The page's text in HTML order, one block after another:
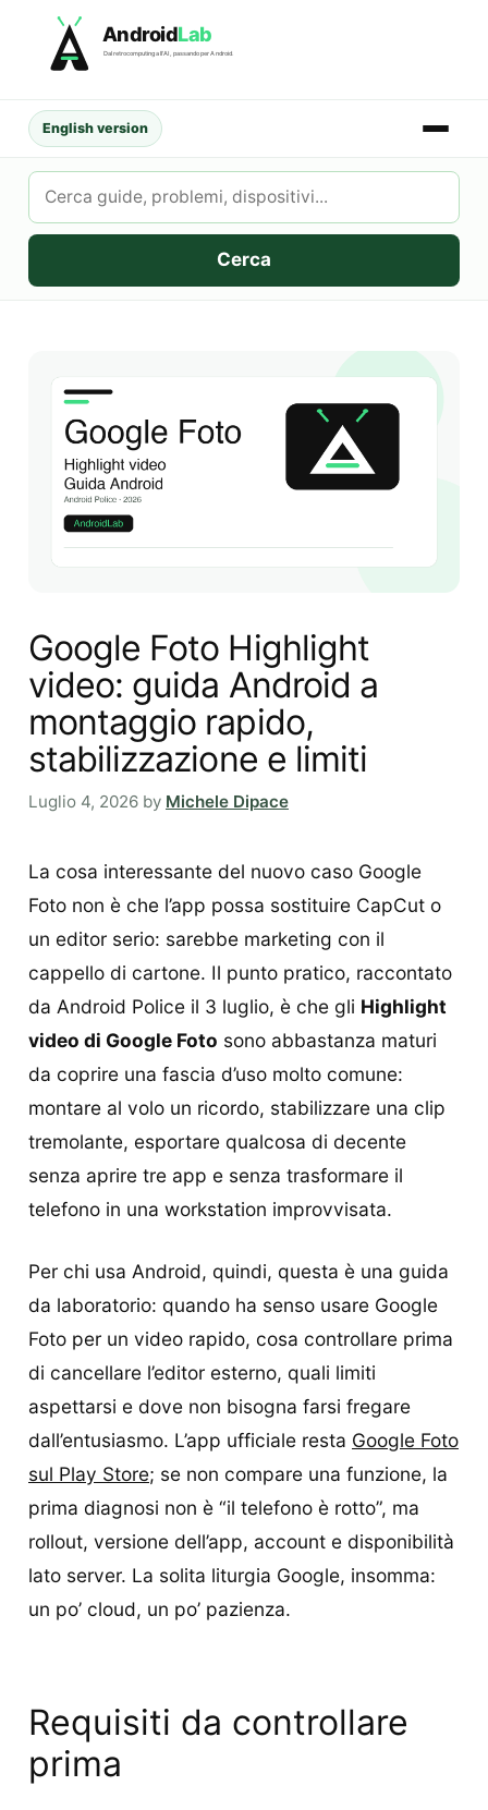
content
AndroidLab
Dal retrocomputing all'AI, passando per Android.
English version
Cerca
AndroidLab
Cerca
Google Foto Highlight
video: guida Android a
montaggio rapido,
stabilizzazione e limiti
Luglio 4, 2026 by Michele Dipace
La cosa interessante del nuovo caso Google
Foto non è che l’app possa sostituire CapCut o
un editor serio: sarebbe marketing con il
cappello di cartone. Il punto pratico, raccontato
da Android Police il 3 luglio, è che gli Highlight
video di Google Foto sono abbastanza maturi
da coprire una fascia d’uso molto comune:
montare al volo un ricordo, stabilizzare una clip
tremolante, esportare qualcosa di decente
senza aprire tre app e senza trasformare il
telefono in una workstation improvvisata.
Per chi usa Android, quindi, questa è una guida
da laboratorio: quando ha senso usare Google
Foto per un video rapido, cosa controllare prima
di cancellare l’editor esterno, quali limiti
aspettarsi e dove non bisogna farsi fregare
dall’entusiasmo. L’app ufficiale resta Google Foto
sul Play Store; se non compare una funzione, la
prima diagnosi non è “il telefono è rotto”, ma
rollout, versione dell’app, account e disponibilità
lato server. La solita liturgia Google, insomma:
un po’ cloud, un po’ pazienza.
Requisiti da controllare
prima